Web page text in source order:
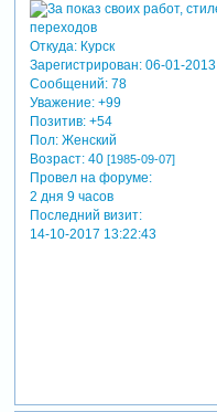
Откуда:Курск
Зарегистрирован: 06-01-2013
Сообщений:78
Уважение: +99
Позитив: +54
Пол:Женский
Возраст:40 [1985-09-07]
Провел на форуме:
2 дня 9 часов
Последний визит:
14-10-2017 13:22:43